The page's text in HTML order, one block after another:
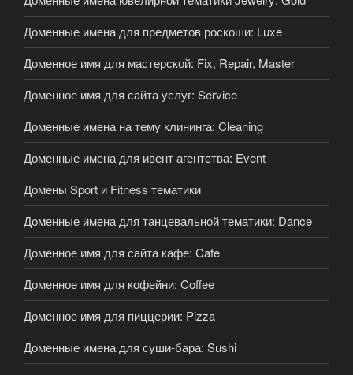
Доменные имена для предметов роскоши: Luxe
Доменное имя для мастерской: Fix, Repair, Master
Доменное имя для сайта услуг: Service
Доменные имена на тему клининга: Cleaning
Доменные имена для ивент агентства: Event
Домены Sport и Fitness тематики
Доменные имена для танцевальной тематики: Dance
Доменное имя для сайта кафе: Cafe
Доменное имя для кофейни: Coffee
Доменное имя для пиццерии: Pizza
Доменные имена для суши-бара: Sushi